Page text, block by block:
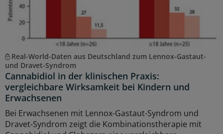
Real-World-Daten aus Deutschland zum Lennox-Gastaut-
und Dravet-Syndrom
Cannabidiol in der klinischen Praxis:
vergleichbare Wirksamkeit bei Kindern und
Erwachsenen
Bei Erwachsenen mit Lennox-Gastaut-Syndrom und
Dravet-Syndrom zeigt die Kombinationstherapie mit